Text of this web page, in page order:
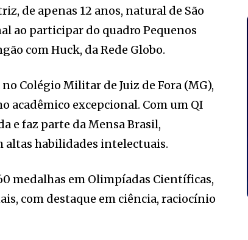
de apenas 12 anos, natural de São
ao participar do quadro Pequenos
com Huck, da Rede Globo.
Colégio Militar de Juiz de Fora (MG),
acadêmico excepcional. Com um QI
e faz parte da Mensa Brasil,
altas habilidades intelectuais.
medalhas em Olimpíadas Científicas,
com destaque em ciência, raciocínio